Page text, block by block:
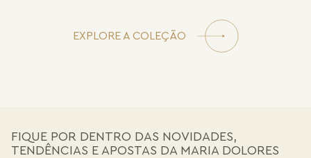
EXPLORE A COLEÇÃO
FIQUE POR DENTRO DAS NOVIDADES,
TENDÊNCIAS E APOSTAS DA MARIA DOLORES